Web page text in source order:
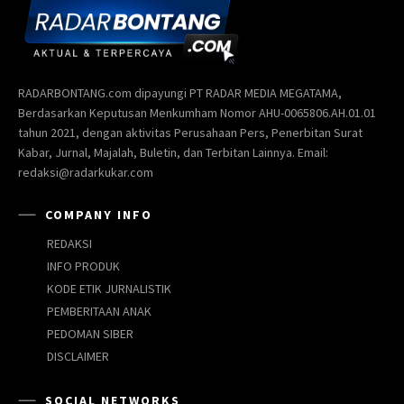
RADARBONTANG.com dipayungi PT RADAR MEDIA MEGATAMA,
Berdasarkan Keputusan Menkumham Nomor AHU-0065806.AH.01.01
tahun 2021, dengan aktivitas Perusahaan Pers, Penerbitan Surat
Kabar, Jurnal, Majalah, Buletin, dan Terbitan Lainnya. Email:
redaksi@radarkukar.com
COMPANY INFO
REDAKSI
INFO PRODUK
KODE ETIK JURNALISTIK
PEMBERITAAN ANAK
PEDOMAN SIBER
DISCLAIMER
SOCIAL NETWORKS